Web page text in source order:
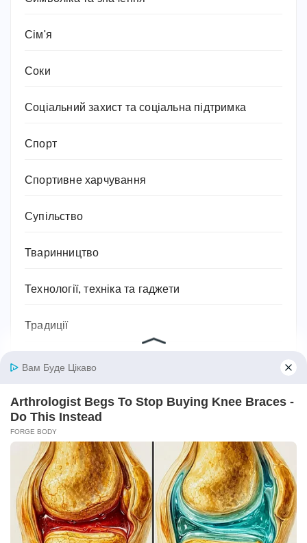
Сім'я
Соки
Соціальний захист та соціальна підтримка
Спорт
Спортивне харчування
Супільство
Тваринництво
Технології, техніка та гаджети
Традиції
Трудове законодавство
Фільми
Фінанси
Фундаментальні науки
Хобі